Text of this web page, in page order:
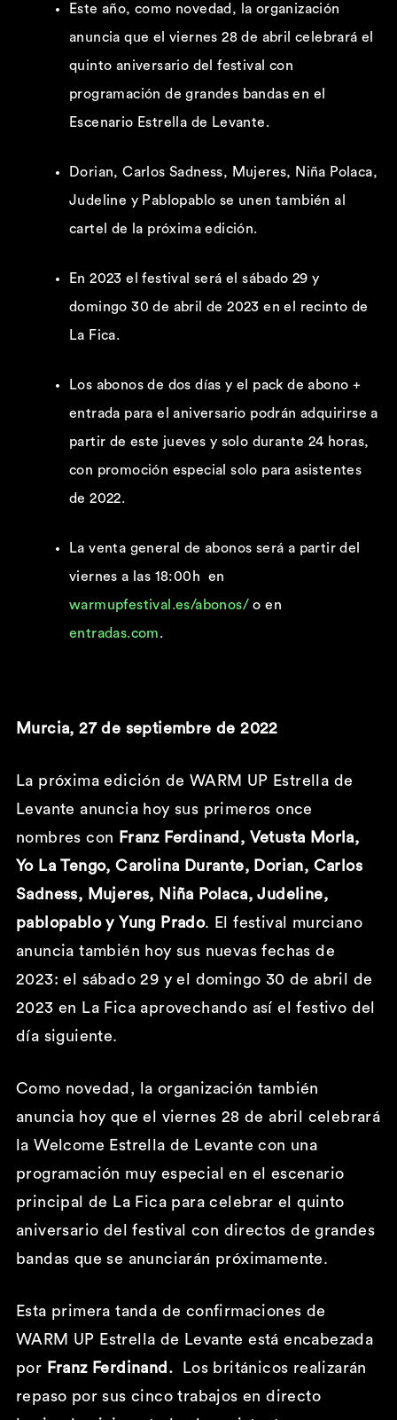
Este año, como novedad, la organización
anuncia que el viernes 28 de abril celebrará el
quinto aniversario del festival con
programación de grandes bandas en el
Escenario Estrella de Levante.
Dorian, Carlos Sadness, Mujeres, Niña Polaca,
Judeline y Pablopablo se unen también al
cartel de la próxima edición.
En 2023 el festival será el sábado 29 y
domingo 30 de abril de 2023 en el recinto de
La Fica.
Los abonos de dos días y el pack de abono +
entrada para el aniversario podrán adquirirse a
partir de este jueves y solo durante 24 horas,
con promoción especial solo para asistentes
de 2022.
La venta general de abonos será a partir del
viernes a las 18:00h en
warmupfestival.es/abonos/ o en
entradas.com.
Murcia, 27 de septiembre de 2022
La próxima edición de WARM UP Estrella de
Levante anuncia hoy sus primeros once
nombres con
Franz Ferdinand, Vetusta Morla,
Yo La Tengo, Carolina Durante, Dorian, Carlos
Sadness, Mujeres, Niña Polaca, Judeline,
pablopablo y Yung Prado. El festival murciano
anuncia también hoy sus nuevas fechas de
2023: el sábado 29 y el domingo 30 de abril de
2023 en La Fica aprovechando así el festivo del
día siguiente.
Como novedad, la organización también
anuncia hoy que el viernes 28 de abril celebrará
la Welcome Estrella de Levante con una
programación muy especial en el escenario
principal de La Fica para celebrar el quinto
aniversario del festival con directos de grandes
bandas que se anunciarán próximamente.
Esta primera tanda de confirmaciones de
WARM UP Estrella de Levante está encabezada
por Franz Ferdinand.
Los británicos realizarán
repaso por sus cinco trabajos en directo